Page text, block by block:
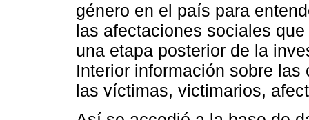
género en el país para
las afectaciones sociales
una etapa posterior de la
Interior información sobre
las víctimas, victimarios,